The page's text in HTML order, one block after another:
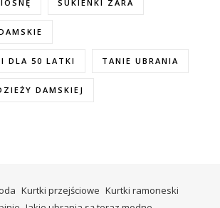
SUKIENKI ZARA
DLA 50 LATKI TANIE UBRANIA
DAMSKIEJ
Kurtki przejściowe Kurtki ramoneski